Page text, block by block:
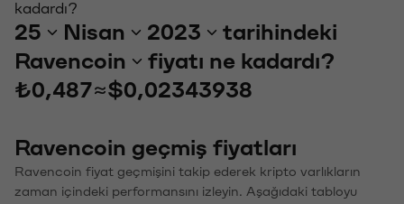
kadardı?
25 Nisan 2023
tarihindeki
Ravencoin
fiyatı ne kadardı?
₺0,487≈$0,02343938
Ravencoin geçmiş fiyatları
Ravencoin fiyat geçmişini takip ederek kripto varlıkların
zaman içindeki performansını izleyin. Aşağıdaki tabloyu